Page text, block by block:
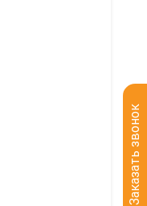
Заказать звонок